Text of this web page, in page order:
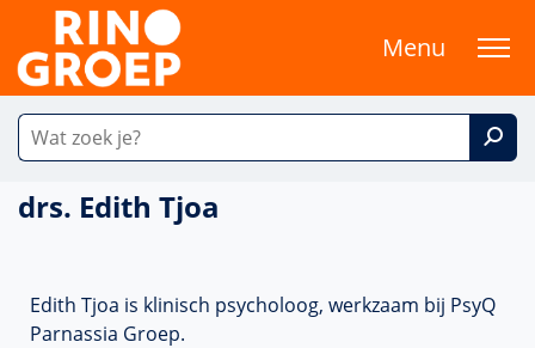
Menu
drs. Edith Tjoa
Edith Tjoa is klinisch psycholoog, werkzaam bij PsyQ
Parnassia Groep.